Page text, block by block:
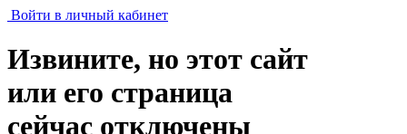
Войти в личный кабинет
Извините, но этот сайт
или его страница
сейчас отключены